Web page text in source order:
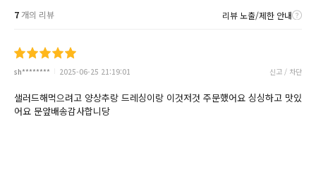
7개의 리뷰 리뷰 노출/제한 안내
sh******** 2025-06-25 21:19:01 신고 / 차단
샐러드해먹으려고 양상추랑 드레싱이랑 이것저것 주문했어요 싱싱하고 맛있
어요 문앞배송감사합니당